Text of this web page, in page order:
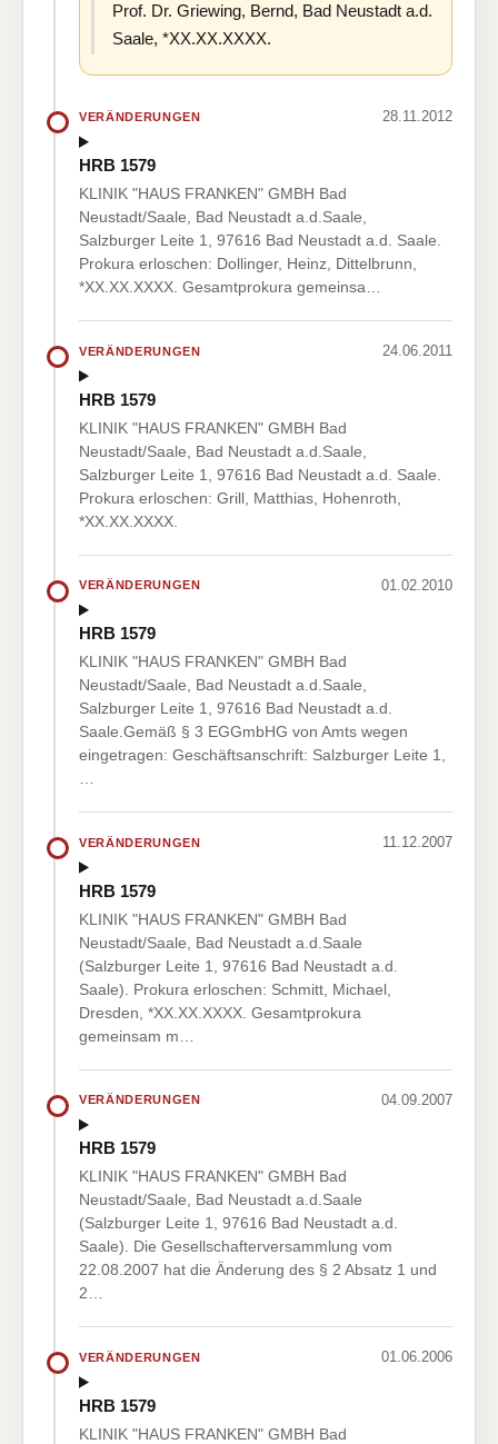
Prof. Dr. Griewing, Bernd, Bad Neustadt a.d.
Saale, *XX.XX.XXXX.
VERÄNDERUNGEN 28.11.2012
HRB 1579
KLINIK "HAUS FRANKEN" GMBH Bad
Neustadt/Saale, Bad Neustadt a.d.Saale,
Salzburger Leite 1, 97616 Bad Neustadt a.d. Saale.
Prokura erloschen: Dollinger, Heinz, Dittelbrunn,
*XX.XX.XXXX. Gesamtprokura gemeinsa…
VERÄNDERUNGEN 24.06.2011
HRB 1579
KLINIK "HAUS FRANKEN" GMBH Bad
Neustadt/Saale, Bad Neustadt a.d.Saale,
Salzburger Leite 1, 97616 Bad Neustadt a.d. Saale.
Prokura erloschen: Grill, Matthias, Hohenroth,
*XX.XX.XXXX.
VERÄNDERUNGEN 01.02.2010
HRB 1579
KLINIK "HAUS FRANKEN" GMBH Bad
Neustadt/Saale, Bad Neustadt a.d.Saale,
Salzburger Leite 1, 97616 Bad Neustadt a.d.
Saale.Gemäß § 3 EGGmbHG von Amts wegen
eingetragen: Geschäftsanschrift: Salzburger Leite 1,
VERÄNDERUNGEN 11.12.2007
HRB 1579
KLINIK "HAUS FRANKEN" GMBH Bad
Neustadt/Saale, Bad Neustadt a.d.Saale
(Salzburger Leite 1, 97616 Bad Neustadt a.d.
Saale). Prokura erloschen: Schmitt, Michael,
Dresden, *XX.XX.XXXX. Gesamtprokura
gemeinsam m…
VERÄNDERUNGEN 04.09.2007
HRB 1579
KLINIK "HAUS FRANKEN" GMBH Bad
Neustadt/Saale, Bad Neustadt a.d.Saale
(Salzburger Leite 1, 97616 Bad Neustadt a.d.
Saale). Die Gesellschafterversammlung vom
22.08.2007 hat die Änderung des § 2 Absatz 1 und
2…
VERÄNDERUNGEN 01.06.2006
HRB 1579
KLINIK "HAUS FRANKEN" GMBH Bad